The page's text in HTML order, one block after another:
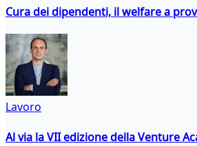
Cura dei dipendenti, il welfare a
Lavoro
Al via la VII edizione della Venture